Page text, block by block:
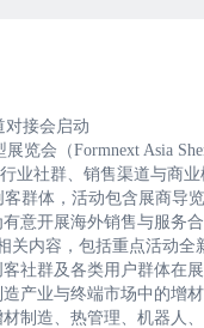
对接会启动
览会（Formnext Asia
业社群、销售渠道与商
客群体，活动包含展商
意开展海外销售与服务
关内容，包括重点活动
社群及各类用户群体在
产业与终端市场中的增
制造、热管理、机器人